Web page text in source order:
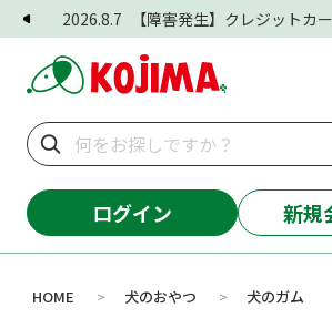
2026.8.7 【障害発生】クレジットカ
ログイン 新規
HOME > 犬のおやつ > 犬のガム